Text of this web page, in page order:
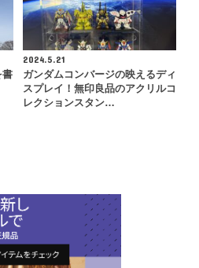
書
2024.5.21
ガンダムコンバージの映えるディ
スプレイ！無印良品のアクリルコ
レクションスタン…